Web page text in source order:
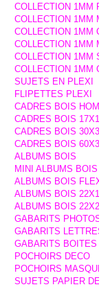
COLLECTION 1MM
COLLECTION 1MM
COLLECTION 1MM
COLLECTION 1MM
COLLECTION 1MM
COLLECTION 1MM
SUJETS EN PLEXI
FLIPETTES PLEXI
CADRES BOIS
CADRES BOIS
CADRES BOIS
CADRES BOIS
ALBUMS BOIS
MINI ALBUMS
ALBUMS BOIS
ALBUMS BOIS
ALBUMS BOIS
GABARITS
GABARITS
GABARITS BOITES
POCHOIRS DECO
POCHOIRS
SUJETS PAPIER